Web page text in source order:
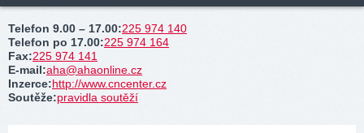
Telefon 9.00 – 17.00:225 974 140
Telefon po 17.00:225 974 164
Fax:225 974 141
E-mail:aha@ahaonline.cz
Inzerce:http://www.cncenter.cz
Soutěže:pravidla soutěží